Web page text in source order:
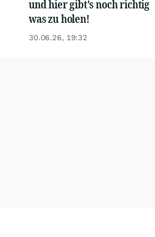
und hier gibt's noch richtig
was zu holen!
30.06.26, 19:32